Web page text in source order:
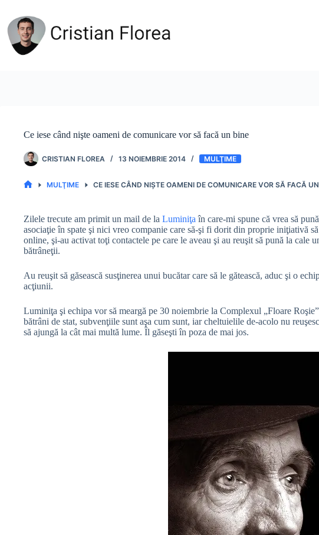
conținut
Ce iese când nişte oameni de comunicare vor să facă un bine
CRISTIAN FLOREA 13 NOIEMBRIE 2014 MULŢIME
MULŢIME CE IESE CÂND NIŞTE OAMENI DE COMUNICARE VOR SĂ FACĂ
Zilele trecute am primit un mail de la Luminiţa în care-mi spune că vrea să
asociaţie în spate şi nici vreo companie care să-şi fi dorit din proprie iniţiativă
online, şi-au activat toţi contactele pe care le aveau şi au reuşit să pună la
bătrâneţii.
Au reuşit să găsească susţinerea unui bucătar care să le gătească, aduc şi o
acţiunii.
Luminiţa şi echipa vor să meargă pe 30 noiembrie la Complexul „Floare
bătrâni de stat, subvenţiile sunt aşa cum sunt, iar cheltuielile de-acolo nu
să ajungă la cât mai multă lume. Îl găseşti în poza de mai jos.